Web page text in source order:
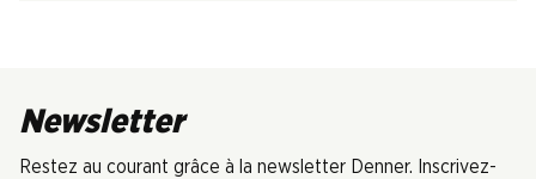
Newsletter
Restez au courant grâce à la newsletter Denner. Inscrivez-